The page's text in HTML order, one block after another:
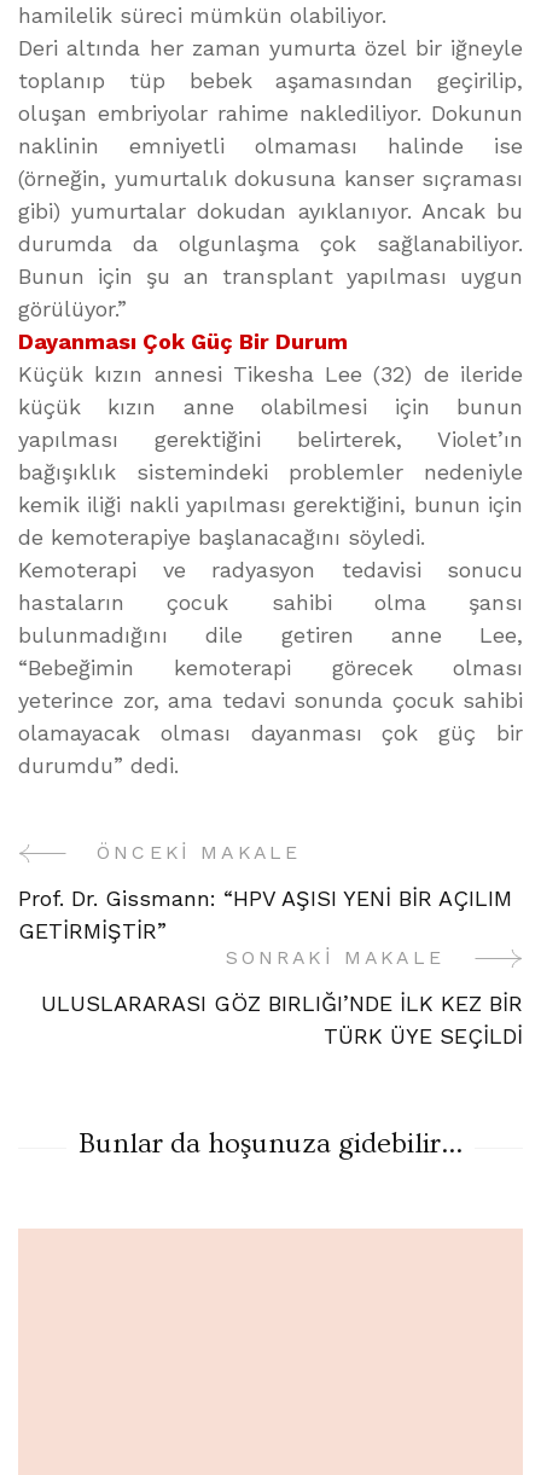
hamilelik süreci mümkün olabiliyor.
Deri altında her zaman yumurta özel bir iğneyle
toplanıp tüp bebek aşamasından geçirilip,
oluşan embriyolar rahime naklediliyor. Dokunun
naklinin emniyetli olmaması halinde ise
(örneğin, yumurtalık dokusuna kanser sıçraması
gibi) yumurtalar dokudan ayıklanıyor. Ancak bu
durumda da olgunlaşma çok sağlanabiliyor.
Bunun için şu an transplant yapılması uygun
görülüyor.”
Dayanması Çok Güç Bir Durum
Küçük kızın annesi Tikesha Lee (32) de ileride
küçük kızın anne olabilmesi için bunun
yapılması gerektiğini belirterek, Violet’ın
bağışıklık sistemindeki problemler nedeniyle
kemik iliği nakli yapılması gerektiğini, bunun için
de kemoterapiye başlanacağını söyledi.
Kemoterapi ve radyasyon tedavisi sonucu
hastaların çocuk sahibi olma şansı
bulunmadığını dile getiren anne Lee,
“Bebeğimin kemoterapi görecek olması
yeterince zor, ama tedavi sonunda çocuk sahibi
olamayacak olması dayanması çok güç bir
durumdu” dedi.
Yazı
Gezinme
ÖNCEKI MAKALE
Prof. Dr. Gissmann: “HPV AŞISI YENİ BİR AÇILIM
GETİRMİŞTİR”
SONRAKI MAKALE
ULUSLARARASI GÖZ BIRLIĞI’NDE İLK KEZ BİR
TÜRK ÜYE SEÇİLDİ
Bunlar da hoşunuza gidebilir...